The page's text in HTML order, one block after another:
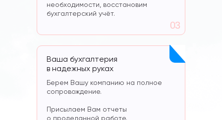
необходимости, восстановим
бухгалтерский учёт.
03
Ваша бухгалтерия
в надежных руках
Берем Вашу компанию на полное
сопровождение.
Присылаем Вам отчеты
о проделанной работе.